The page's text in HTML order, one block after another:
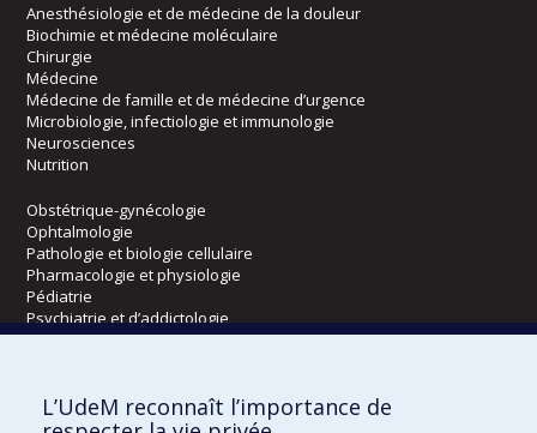
Anesthésiologie et de médecine de la douleur
Biochimie et médecine moléculaire
Chirurgie
Médecine
Médecine de famille et de médecine d’urgence
Microbiologie, infectiologie et immunologie
Neurosciences
Nutrition
Obstétrique-gynécologie
Ophtalmologie
Pathologie et biologie cellulaire
Pharmacologie et physiologie
Pédiatrie
Psychiatrie et d’addictologie
Radiologie, radio-oncologie et médecine nucléaire
Écoles
L’UdeM reconnaît l’importance de